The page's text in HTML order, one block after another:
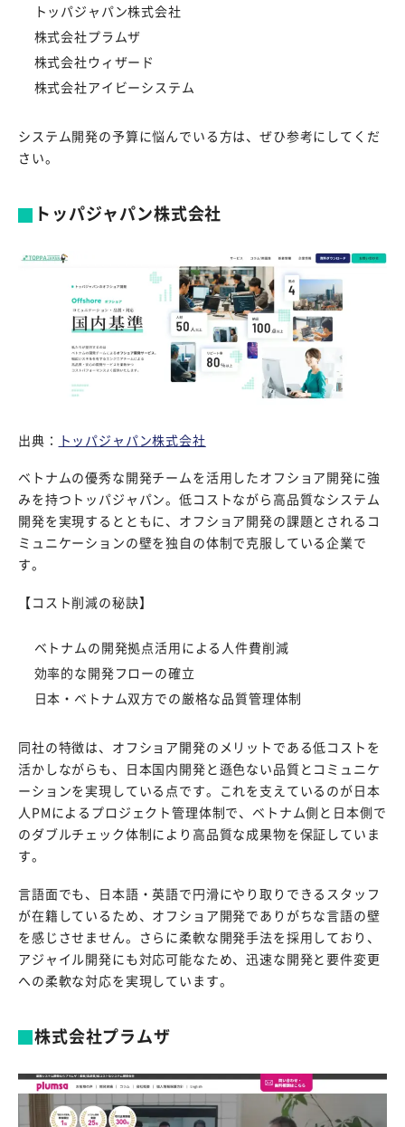
トッパジャパン株式会社
株式会社プラムザ
株式会社ウィザード
株式会社アイビーシステム
システム開発の予算に悩んでいる方は、ぜひ参考にしてくだ
さい。
トッパジャパン株式会社
出典： トッパジャパン株式会社
ベトナムの優秀な開発チームを活用したオフショア開発に強
みを持つトッパジャパン。低コストながら高品質なシステム
開発を実現するとともに、オフショア開発の課題とされるコ
ミュニケーションの壁を独自の体制で克服している企業で
す。
【コスト削減の秘訣】
ベトナムの開発拠点活用による人件費削減
効率的な開発フローの確立
日本・ベトナム双方での厳格な品質管理体制
同社の特徴は、オフショア開発のメリットである低コストを
活かしながらも、日本国内開発と遜色ない品質とコミュニケ
ーションを実現している点です。これを支えているのが日本
人PMによるプロジェクト管理体制で、ベトナム側と日本側で
のダブルチェック体制により高品質な成果物を保証していま
す。
言語面でも、日本語・英語で円滑にやり取りできるスタッフ
が在籍しているため、オフショア開発でありがちな言語の壁
を感じさせません。さらに柔軟な開発手法を採用しており、
アジャイル開発にも対応可能なため、迅速な開発と要件変更
への柔軟な対応を実現しています。
株式会社プラムザ